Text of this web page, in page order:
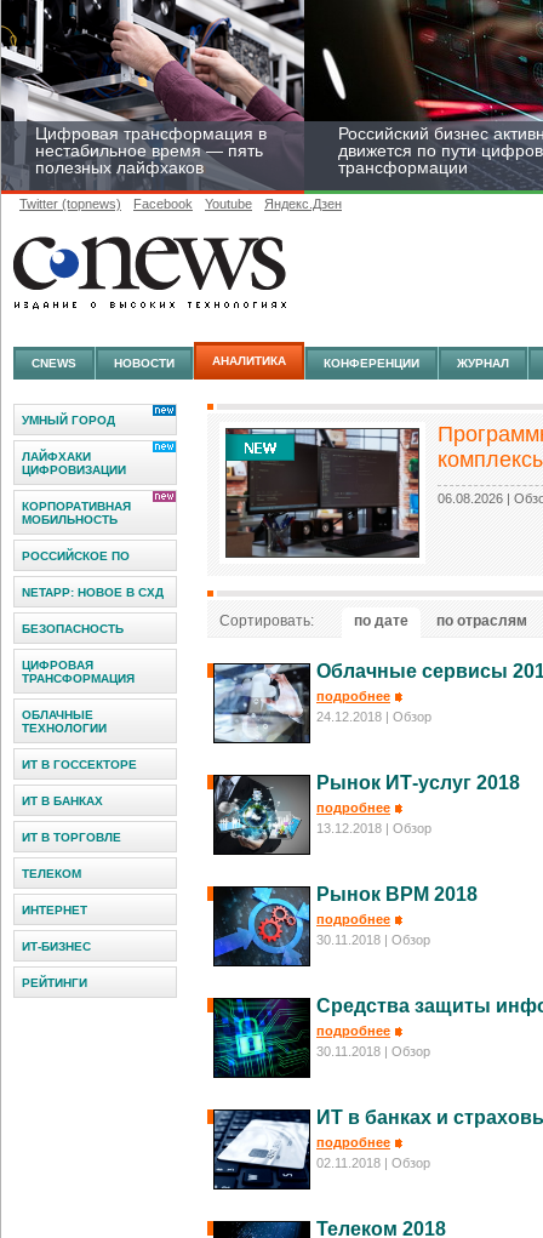
Цифровая трансформация в
нестабильное время — пять
полезных лайфхаков
Российский бизнес
движется по пути
трансформации
цифровизироваться со
скоростью крупных
корпораций
Twitter (topnews) Facebook Youtube Яндекс.Дзен
CNEWS НОВОСТИ АНАЛИТИКА КОНФЕРЕНЦИИ ЖУРНАЛ
06.08.2026 |
Сортировать: по дате по отраслям
Облачные сервисы
подробнее
24.12.2018
| Обзор
Рынок ИТ-услуг 2018
подробнее
13.12.2018
| Обзор
Рынок BPM 2018
подробнее
30.11.2018
| Обзор
Средства защиты
подробнее
30.11.2018
| Обзор
ИТ в банках и
подробнее
02.11.2018
| Обзор
Телеком 2018
УМНЫЙ ГОРОД
ЛАЙФХАКИ
ЦИФРОВИЗАЦИИ
КОРПОРАТИВНАЯ
МОБИЛЬНОСТЬ
РОССИЙСКОЕ ПО
NETAPP: НОВОЕ В СХД
БЕЗОПАСНОСТЬ
ЦИФРОВАЯ
ТРАНСФОРМАЦИЯ
ОБЛАЧНЫЕ
ТЕХНОЛОГИИ
ИТ В ГОССЕКТОРЕ
ИТ В БАНКАХ
ИТ В ТОРГОВЛЕ
ТЕЛЕКОМ
ИНТЕРНЕТ
ИТ-БИЗНЕС
РЕЙТИНГИ